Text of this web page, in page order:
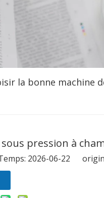
la bonne machine
pression à
2026-06-22